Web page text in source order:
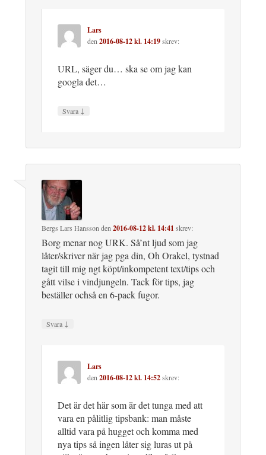
Lars
den 2016-08-12 kl. 14:19skrev:
URL, säger du… ska se om jag kan
googla det…
Svara ↓
Bergs Lars Hansson den 2016-08-12 kl. 14:41 skrev:
Borg menar nog URK. Så’nt ljud som jag
låter/skriver när jag pga din, Oh Orakel, tystnad
tagit till mig ngt köpt/inkompetent text/tips och
gått vilse i vindjungeln. Tack för tips, jag
beställer ochså en 6-pack fugor.
Svara ↓
Lars
den 2016-08-12 kl. 14:52skrev:
Det är det här som är det tunga med att
vara en pålitlig tipsbank: man måste
alltid vara på hugget och komma med
nya tips så ingen låter sig luras ut på